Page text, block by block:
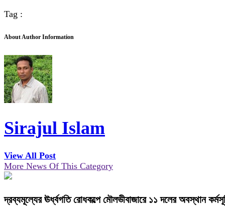
Tag :
About Author Information
Sirajul Islam
View All Post
More News Of This Category
দ্রব্যমূল্যের ঊর্ধ্বগতি রোধকল্পে মৌলভীবাজারে ১১ দলের অবস্থান